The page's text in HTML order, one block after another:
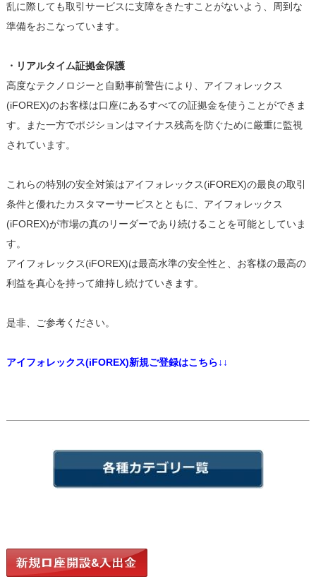
乱に際しても取引サービスに支障をきたすことがないよう、周到な
準備をおこなっています。
・リアルタイム証拠金保護
高度なテクノロジーと自動事前警告により、アイフォレックス
(iFOREX)のお客様は口座にあるすべての証拠金を使うことができま
す。また一方でポジションはマイナス残高を防ぐために厳重に監視
されています。
これらの特別の安全対策はアイフォレックス(iFOREX)の最良の取引
条件と優れたカスタマーサービスとともに、アイフォレックス
(iFOREX)が市場の真のリーダーであり続けることを可能としていま
す。
アイフォレックス(iFOREX)は最高水準の安全性と、お客様の最高の
利益を真心を持って維持し続けていきます。
是非、ご参考ください。
アイフォレックス(iFOREX)新規ご登録はこちら↓↓